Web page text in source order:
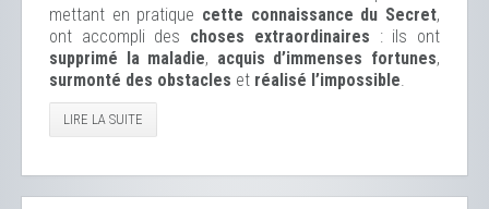
mettant en pratique cette connaissance du Secret,
ont accompli des choses extraordinaires : ils ont
supprimé la maladie, acquis d’immenses fortunes,
surmonté des obstacles et réalisé l’impossible.
LIRE LA SUITE